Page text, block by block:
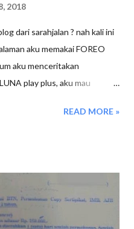
2018
dari sarahjalan ? nah kali ini
aku memakai FOREO
aku menceritakan
play plus, aku mau
plus. Biasanya Setelah pulang
aku menggunakan
kapas. Setelah itu
dengan menggunakan
READ MORE »